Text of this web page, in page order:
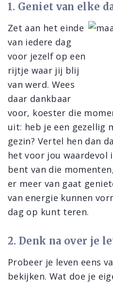
1. Geniet van elke
Zet aan het einde
van iedere dag
voor jezelf op een
rijtje waar jij blij
van werd. Wees
daar dankbaar
voor, koester die
uit: heb je een gezellig
gezin? Vertel hen dan
het voor jou waardevol
bent van die
er meer van gaat
van energie kunnen
dag op kunt teren.
2. Denk na over je
Probeer je leven eens
bekijken. Wat doe je